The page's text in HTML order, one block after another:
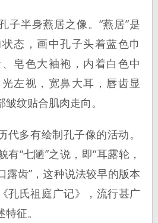
子半身燕居之像。“燕居”是
态，画中孔子头着蓝色巾
皂色大袖袍，内着白色中
左视，宽鼻大耳，唇齿显
纹贴合肌肉走向。
代多有绘制孔子像的活动。
“七陋”之说，即“耳露轮，
露齿”，这种说法较早的版本
孔氏祖庭广记》，流行甚广
征。